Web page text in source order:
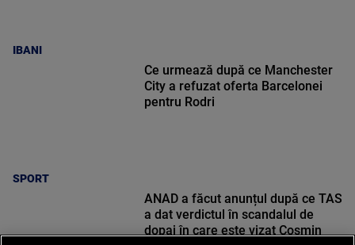
IBANI
SPORT
Ce urmează după ce Manchester
City a refuzat oferta Barcelonei
pentru Rodri
ANAD a făcut anunțul după ce TAS
a dat verdictul în scandalul de
dopaj în care este vizat Cosmin